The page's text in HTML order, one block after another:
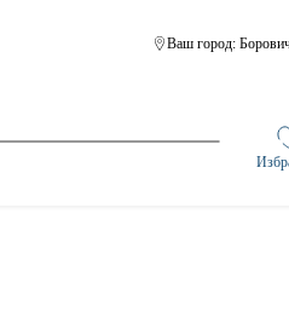
Ваш город: